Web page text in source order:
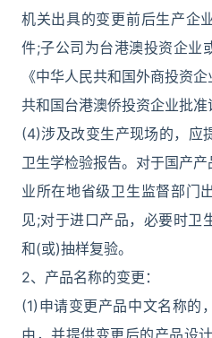
机关出具的变更前后生产企
件;子公司为台港澳投资企业
《中华人民共和国外商投资
共和国台港澳侨投资企业批
(4)涉及改变生产现场的，应
卫生学检验报告。对于国产
业所在地省级卫生监督部门
见;对于进口产品，必要时卫
和(或)抽样复验。
2、产品名称的变更：
(1)申请变更产品中文名称的
由，并提供变更后的产品设